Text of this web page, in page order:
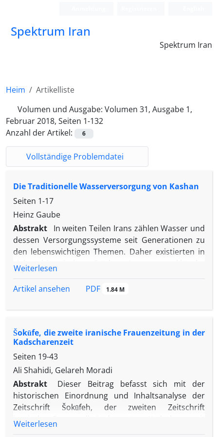
Spektrum Iran
Spektrum Iran
Heim
Artikelliste
Volumen und Ausgabe: Volumen 31, Ausgabe 1,
Februar 2018, Seiten 1-132
Anzahl der Artikel:
6
Vollständige Problemdatei
Die Traditionelle Wasserversorgung von Kashan
Seiten 1-17
Heinz Gaube
Abstrakt
In weiten Teilen Irans zählen Wasser und
dessen Versorgungssysteme seit Generationen zu
den lebenswichtigen Themen. Daher existierten in
vielen historischen Städten Irans ausgeklügelte
Iranforscher von großer Bedeutung sein kann. Die
iranischer Städte, insbesondere in Wüstenregionen,
Qanate und Wasserreservoirs in Reiseberichten
und historischen Quellen erwähnt wurden. In
diesem Beitrag wird die Bedeutung von
Wasserleitungen und Reservoirs in Kaschan in den
Reiseberichten sowie ihre historische Entwicklung
und Vervollkommnung dargestellt. Auch der
heutige Zustand dieser traditionellen
schriftlicher Quellen, Karten und mündlicher
Weiterlesen
Artikel ansehen
PDF 1.84 M
Šokūfe, die zweite iranische Frauenzeitung in der
Kadscharenzeit
Seiten 19-43
Ali Shahidi, Gelareh Moradi
Abstrakt
Dieser Beitrag befasst sich mit der
historischen Einordnung und Inhaltsanalyse der
Zeitschrift Šokūfeh, der zweiten Zeitschrift
iranischer Frauen, die in der späten Kadscharenzeit
Weiterlesen